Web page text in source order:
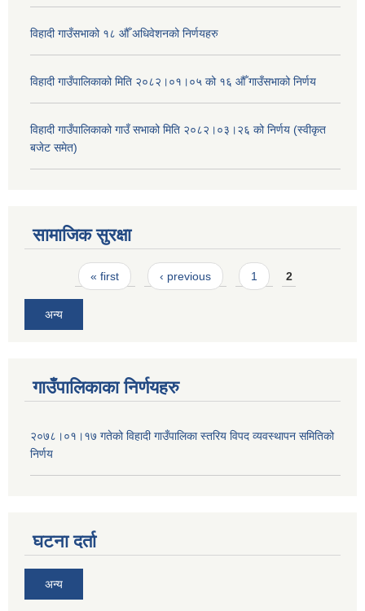
विहादी गाउँसभाको १८ औँ अधिवेशनको निर्णयहरु
विहादी गाउँपालिकाको मिति २०८२।०१।०५ को १६ औँ गाउँसभाको निर्णय
विहादी गाउँपालिकाको गाउँ सभाको मिति २०८२।०३।२६ को निर्णय (स्वीकृत
बजेट समेत)
सामाजिक सुरक्षा
Pages« first ‹ previous 1 2
अन्य
गाउँपालिकाका निर्णयहरु
२०७८।०१।१७ गतेको विहादी गाउँपालिका स्तरिय विपद व्यवस्थापन समितिको
निर्णय
घटना दर्ता
अन्य